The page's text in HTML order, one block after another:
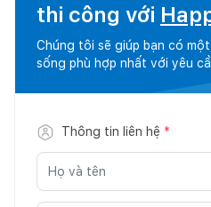
thi công với
Chúng tôi sẽ giúp bạn có
sống phù hợp nhất với yêu
Thông tin liên hệ *